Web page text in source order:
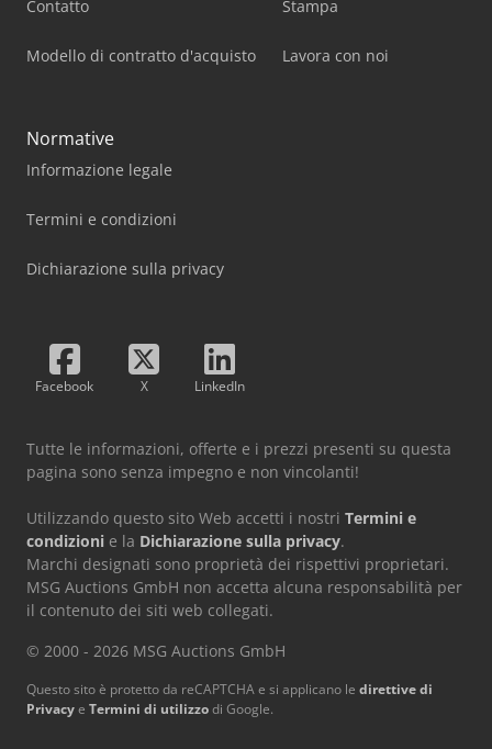
Contatto
Modello di contratto d'acquisto
Stampa
Lavora con noi
Normative
Informazione legale
Termini e condizioni
Dichiarazione sulla privacy
Facebook X LinkedIn
Tutte le informazioni, offerte e i prezzi presenti su questa
pagina sono senza impegno e non vincolanti!
Utilizzando questo sito Web accetti i nostri Termini e
condizioni e la Dichiarazione sulla privacy.
Marchi designati sono proprietà dei rispettivi proprietari.
MSG Auctions GmbH non accetta alcuna responsabilità per
il contenuto dei siti web collegati.
© 2000 - 2026 MSG Auctions GmbH
Questo sito è protetto da reCAPTCHA e si applicano le direttive di
Privacye Termini di utilizzodi Google.